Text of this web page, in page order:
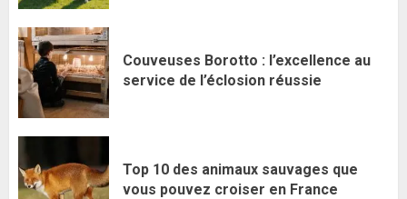
Couveuses Borotto : l’excellence au
service de l’éclosion réussie
Top 10 des animaux sauvages que
vous pouvez croiser en France